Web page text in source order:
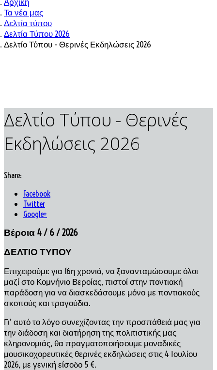
Τα νέα μας
Δελτία τύπου
Δελτία Τύπου 2026
Δελτίο Τύπου - Θερινές Εκδηλώσεις 2026
Δελτίο Τύπου - Θερινές
Εκδηλώσεις 2026
Share:
Facebook
Twitter
Google+
Βέροια 4 / 6 / 2026
ΔΕΛΤΙΟ ΤΥΠΟΥ
Επιχειρούμε για 16η χρονιά, να ξανανταμώσουμε όλοι
μαζί στο Κομνήνιο Βεροίας, πιστοί στην ποντιακή
παράδοση για να διασκεδάσουμε μόνο με ποντιακούς
σκοπούς και τραγούδια.
Γι’ αυτό το λόγο συνεχίζοντας την προσπάθειά μας για
την διάδοση και διατήρηση της πολιτιστικής μας
κληρονομιάς, θα πραγματοποιήσουμε μοναδικές
μουσικοχορευτικές θερινές εκδηλώσεις στις 4 Ιουλίου
2026, με γενική είσοδο 5 €.